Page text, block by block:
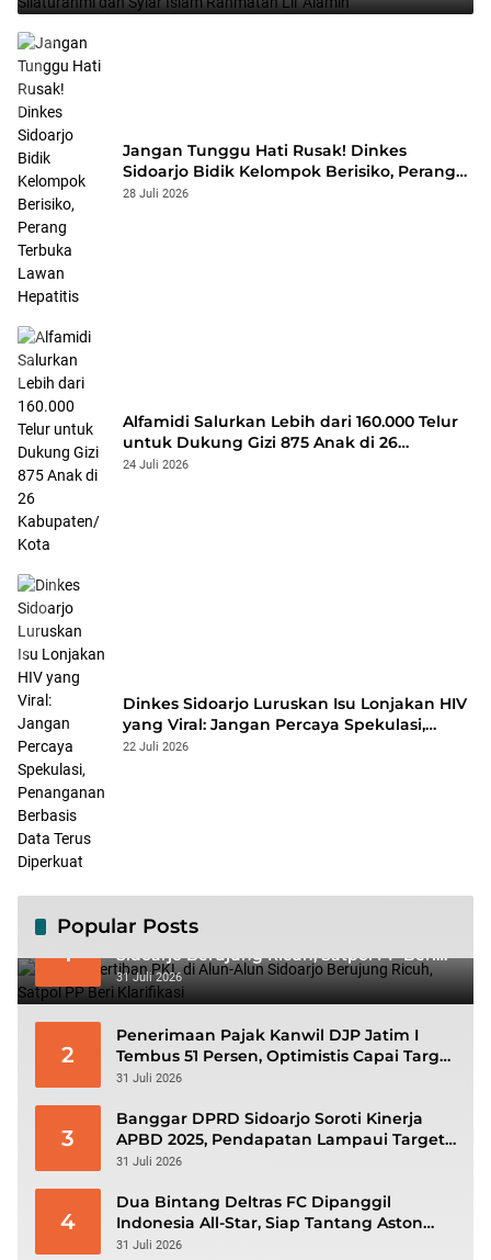
Jangan Tunggu Hati Rusak! Dinkes
Sidoarjo Bidik Kelompok Berisiko, Perang
Terbuka Lawan Hepatitis
28 Juli 2026
Alfamidi Salurkan Lebih dari 160.000 Telur
untuk Dukung Gizi 875 Anak di 26
Kabupaten/Kota
24 Juli 2026
Dinkes Sidoarjo Luruskan Isu Lonjakan HIV
yang Viral: Jangan Percaya Spekulasi,
Penanganan Berbasis Data Terus
22 Juli 2026
Popular Posts
1
Viral! Penertiban PKL di Alun-Alun
Sidoarjo Berujung Ricuh, Satpol PP Beri
Klarifikasi
31 Juli 2026
2
Penerimaan Pajak Kanwil DJP Jatim I
Tembus 51 Persen, Optimistis Capai Target
Rp56,3 Triliun
31 Juli 2026
3
Banggar DPRD Sidoarjo Soroti Kinerja
APBD 2025, Pendapatan Lampaui Target
dan Defisit Berbalik Jadi Surplus
31 Juli 2026
4
Dua Bintang Deltras FC Dipanggil
Indonesia All-Star, Siap Tantang Aston
Villa di GBK
31 Juli 2026